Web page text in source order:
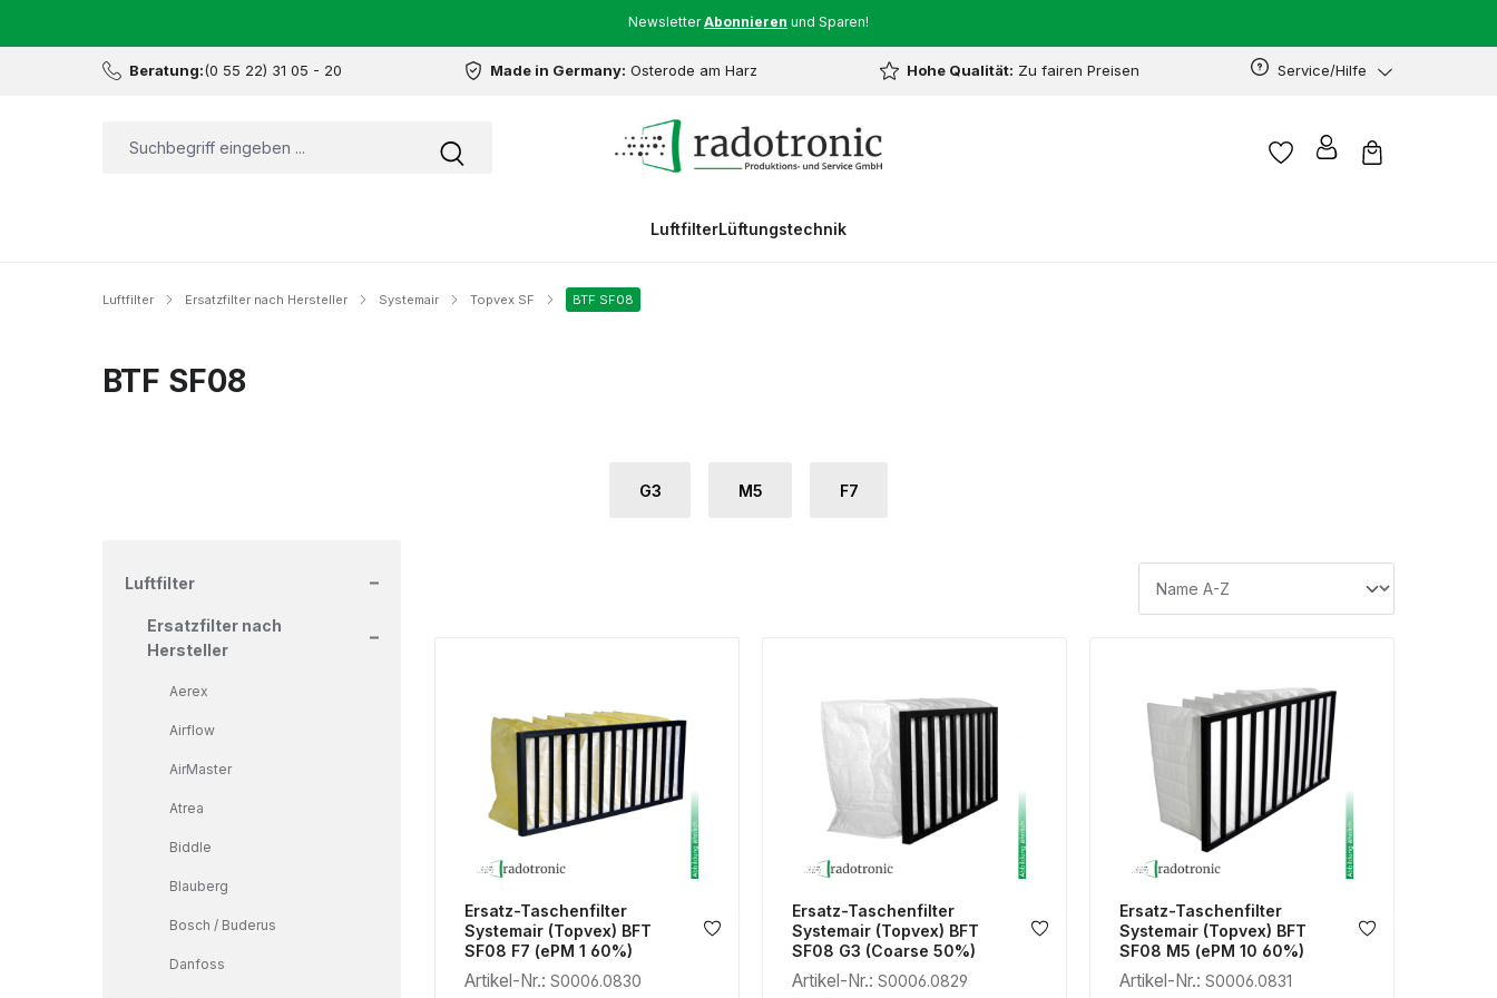
NewsletterAbonnieren und Sparen!
Beratung:(0 55 22) 31 05 - 20 Made in Germany: Osterode am Harz Hohe Qualität: Zu fairen Preisen Service/Hilfe
LuftfilterLüftungstechnik
Luftfilter Ersatzfilter nach Hersteller Systemair Topvex SF BTF SF08
BTF SF08
G3 M5 F7
Luftfilter
Ersatzfilter nach
Hersteller
Aerex
Airflow
AirMaster
Atrea
Biddle
Blauberg
Bosch / Buderus
Danfoss
Ersatz-Taschenfilter
Systemair (Topvex) BFT
SF08 F7 (ePM 1 60%)
Artikel-Nr.: S0006.0830
Ersatz-Taschenfilter
Systemair (Topvex) BFT
SF08 G3 (Coarse 50%)
Artikel-Nr.: S0006.0829
Ersatz-Taschenfilter
Systemair (Topvex) BFT
SF08 M5 (ePM 10 60%)
Artikel-Nr.: S0006.0831